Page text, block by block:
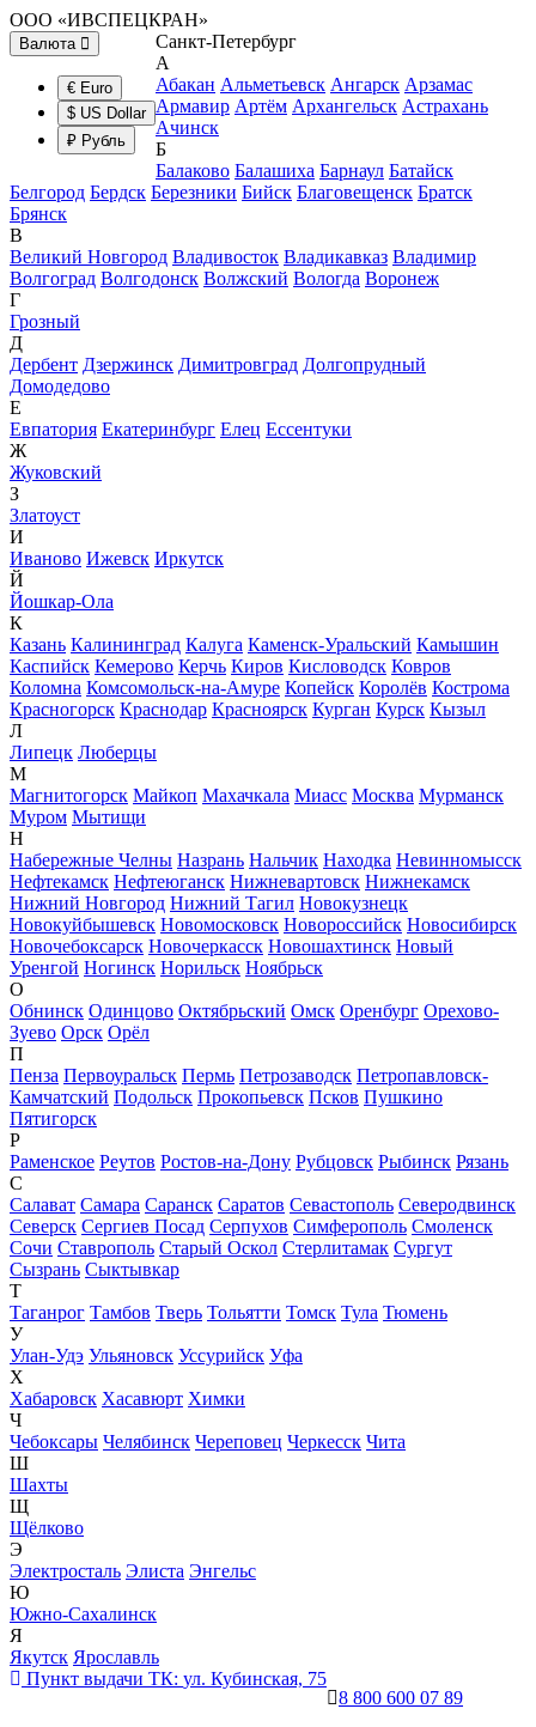
ООО «ИВСПЕЦКРАН»
Валюта
€ Euro
$ US Dollar
₽ Рубль
Санкт-Петербург
А
Абакан Альметьевск Ангарск Арзамас
Армавир Артём Архангельск Астрахань
Ачинск
Б
Балаково Балашиха Барнаул Батайск
Белгород Бердск Березники Бийск Благовещенск Братск
Брянск
В
Великий Новгород Владивосток Владикавказ Владимир
Волгоград Волгодонск Волжский Вологда Воронеж
Г
Грозный
Д
Дербент Дзержинск Димитровград Долгопрудный
Домодедово
Е
Евпатория Екатеринбург Елец Ессентуки
Ж
Жуковский
З
Златоуст
И
Иваново Ижевск Иркутск
Й
Йошкар-Ола
К
Казань Калининград Калуга Каменск-Уральский Камышин
Каспийск Кемерово Керчь Киров Кисловодск Ковров
Коломна Комсомольск-на-Амуре Копейск Королёв Кострома
Красногорск Краснодар Красноярск Курган Курск Кызыл
Л
Липецк Люберцы
М
Магнитогорск Майкоп Махачкала Миасс Москва Мурманск
Муром Мытищи
Н
Набережные Челны Назрань Нальчик Находка Невинномысск
Нефтекамск Нефтеюганск Нижневартовск Нижнекамск
Нижний Новгород Нижний Тагил Новокузнецк
Новокуйбышевск Новомосковск Новороссийск Новосибирск
Новочебоксарск Новочеркасск Новошахтинск Новый
Уренгой Ногинск Норильск Ноябрьск
О
Обнинск Одинцово Октябрьский Омск Оренбург Орехово-
Зуево Орск Орёл
П
Пенза Первоуральск Пермь Петрозаводск Петропавловск-
Камчатский Подольск Прокопьевск Псков Пушкино
Пятигорск
Р
Раменское Реутов Ростов-на-Дону Рубцовск Рыбинск Рязань
С
Салават Самара Саранск Саратов Севастополь Северодвинск
Северск Сергиев Посад Серпухов Симферополь Смоленск
Сочи Ставрополь Старый Оскол Стерлитамак Сургут
Сызрань Сыктывкар
Т
Таганрог Тамбов Тверь Тольятти Томск Тула Тюмень
У
Улан-Удэ Ульяновск Уссурийск Уфа
Х
Хабаровск Хасавюрт Химки
Ч
Чебоксары Челябинск Череповец Черкесск Чита
Ш
Шахты
Щ
Щёлково
Э
Электросталь Элиста Энгельс
Ю
Южно-Сахалинск
Я
Якутск Ярославль
Пункт выдачи ТК: ул. Кубинская, 75
8 800 600 07 89